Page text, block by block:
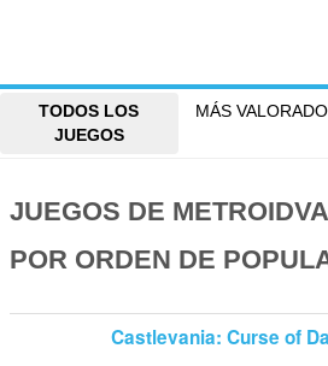
TODOS LOS
JUEGOS
MÁS
JUEGOS DE
POR ORDEN DE
Castlevania: Curse of